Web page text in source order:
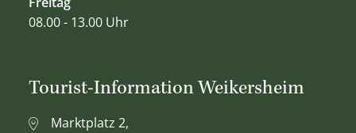
08.00 - 13.00 Uhr
Tourist-Information Weikersheim
Marktplatz 2,